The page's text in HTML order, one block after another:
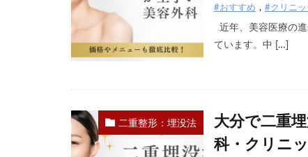
#おすすめ #クリニッ
近年、美容医療の
ています。中 […]
二重整形：埋没法
大分で二重
科・クリニ